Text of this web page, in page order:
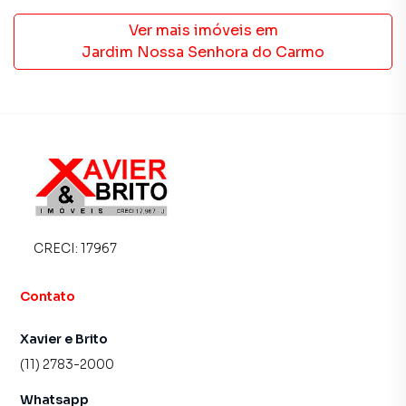
Ver mais imóveis em
Jardim Nossa Senhora do Carmo
CRECI: 17967
Contato
Xavier e Brito
(11) 2783-2000
Whatsapp